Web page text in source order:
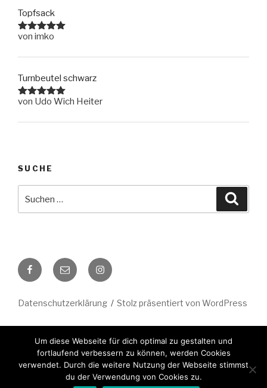
Topfsack
Bewertet
5
von imko
Turnbeutel schwarz
Bewertet
5
von Udo Wich Heiter
SUCHE
nach:
Facebook
E-
Mail
Instagram
Datenschutzerklärung Stolz präsentiert von WordPress
Bevor wir die Koffer packen: Bis zum 31.08.2026 könnt ihr noch
bei muKo bestellen. Danach verabschieden wir uns in eine längere
Reise – bis 2028.
Um diese Webseite für dich optimal zu gestalten und
fortlaufend verbessern zu können, werden Cookies
verwendet. Durch die weitere Nutzung der Webseite stimmst
du der Verwendung von Cookies zu.